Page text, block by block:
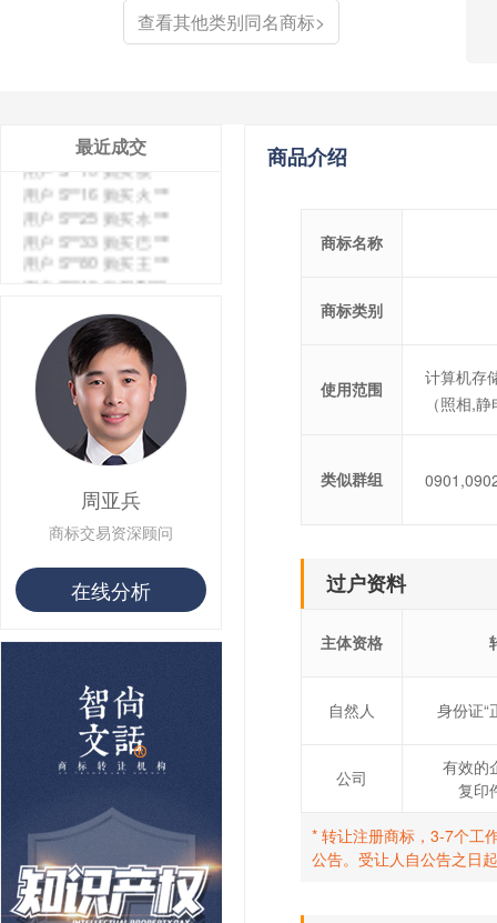
查看其他类别同名商标>
最近成交
用户 S**9 购买 停***
用户 S**0 购买 V***
用户 S**10 购买 侯***
用户 S**16 购买 火***
用户 S**25 购买 水***
用户 S**33 购买 巴***
用户 S**80 购买 王***
用户 S**19 购买 T***
用户 S**68 购买 俏***
周亚兵
商标交易资深顾问
在线分析
商品介绍
商标名称
商标类别
使用范围
计算机存
（照相,
类似群组
过户资料
主体资格
自然人 身份证“
公司
有效的
复印
* 转让注册商标，3-7个工
公告。受让人自公告之日